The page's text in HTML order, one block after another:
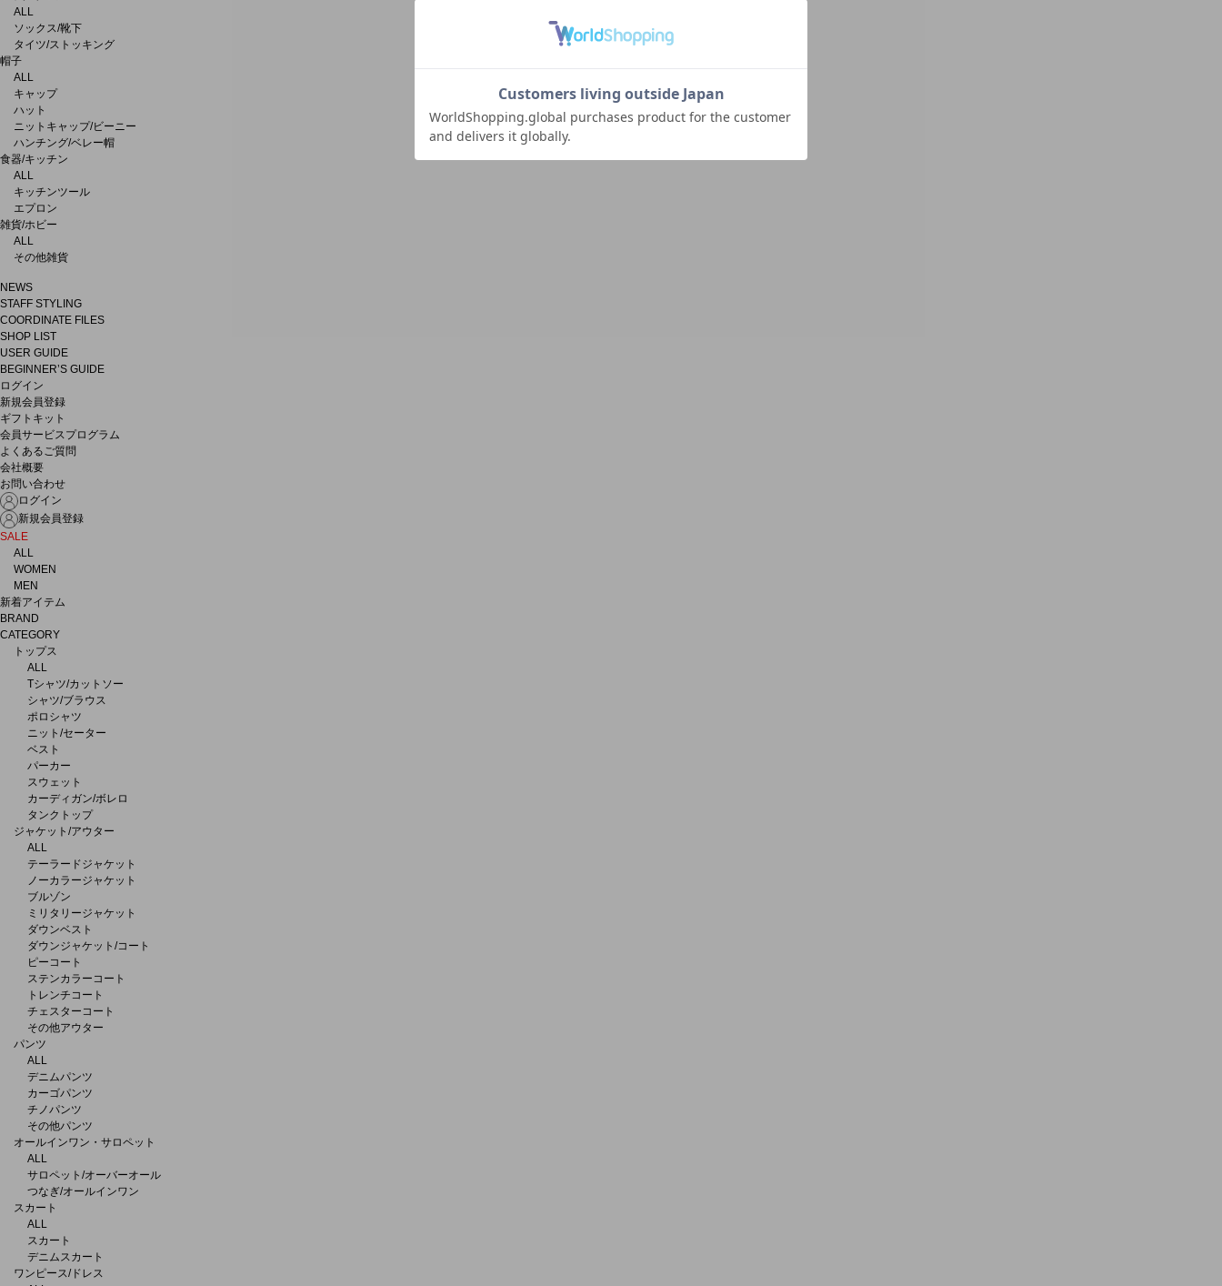
ALL
ソックス/靴下
タイツ/ストッキング
帽子
ALL
キャップ
ハット
ニットキャップ/ビーニー
ハンチング/ベレー帽
食器/キッチン
ALL
キッチンツール
エプロン
雑貨/ホビー
ALL
その他雑貨
NEWS
STAFF STYLING
COORDINATE FILES
SHOP LIST
USER GUIDE
BEGINNER’S GUIDE
ログイン
新規会員登録
ギフトキット
会員サービスプログラム
よくあるご質問
会社概要
お問い合わせ
ログイン
新規会員登録
SALE
ALL
WOMEN
MEN
新着アイテム
BRAND
CATEGORY
トップス
ALL
Tシャツ/カットソー
シャツ/ブラウス
ポロシャツ
ニット/セーター
ベスト
パーカー
スウェット
カーディガン/ボレロ
タンクトップ
ジャケット/アウター
ALL
テーラードジャケット
ノーカラージャケット
ブルゾン
ミリタリージャケット
ダウンベスト
ダウンジャケット/コート
ピーコート
ステンカラーコート
トレンチコート
チェスターコート
その他アウター
パンツ
ALL
デニムパンツ
カーゴパンツ
チノパンツ
その他パンツ
オールインワン・サロペット
ALL
サロペット/オーバーオール
つなぎ/オールインワン
スカート
ALL
スカート
デニムスカート
ワンピース/ドレス